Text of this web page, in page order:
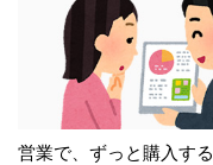
営業で、ずっと購入す